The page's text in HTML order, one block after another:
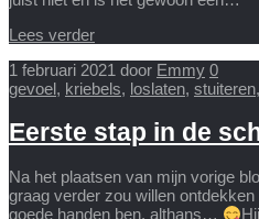
Lees verder
1 februari 2021 door Emmy 0
gevoel, kriebels, loslaten, stuiteren,
Eerste stap in de
Na het plaatsen van mijn vorige
graag verder zou willen
goede handen ben, althans…